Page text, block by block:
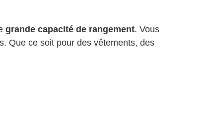
grande capacité de rangement. Vous
Que ce soit pour des vêtements, des